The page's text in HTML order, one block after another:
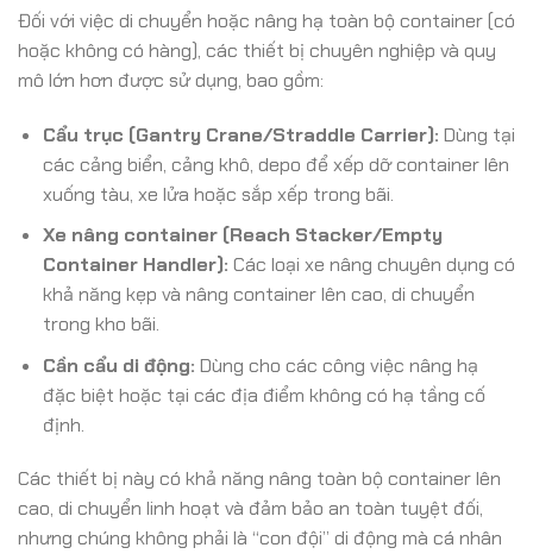
Đối với việc di chuyển hoặc nâng hạ toàn bộ container (có
hoặc không có hàng), các thiết bị chuyên nghiệp và quy
mô lớn hơn được sử dụng, bao gồm:
Cẩu trục (Gantry Crane/Straddle Carrier): Dùng tại
các cảng biển, cảng khô, depo để xếp dỡ container lên
xuống tàu, xe lửa hoặc sắp xếp trong bãi.
Xe nâng container (Reach Stacker/Empty
Container Handler): Các loại xe nâng chuyên dụng có
khả năng kẹp và nâng container lên cao, di chuyển
trong kho bãi.
Cần cẩu di động: Dùng cho các công việc nâng hạ
đặc biệt hoặc tại các địa điểm không có hạ tầng cố
định.
Các thiết bị này có khả năng nâng toàn bộ container lên
cao, di chuyển linh hoạt và đảm bảo an toàn tuyệt đối,
nhưng chúng không phải là “con đội” di động mà cá nhân